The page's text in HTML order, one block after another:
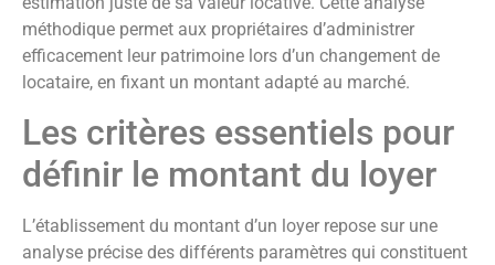
méthodique permet aux propriétaires d’administrer
efficacement leur patrimoine lors d’un changement de
locataire, en fixant un montant adapté au marché.
Les critères essentiels pour
définir le montant du loyer
L’établissement du montant d’un loyer repose sur une
analyse précise des différents paramètres qui constituent